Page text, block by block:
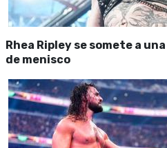
Rhea Ripley se somete a
de menisco